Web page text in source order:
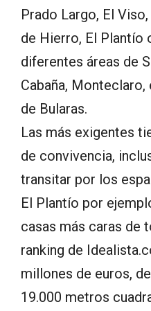
Prado Largo, El
de Hierro, El Plantío
diferentes áreas de
Cabaña,
de Bularas.
Las más exigentes
de convivencia,
transitar por los
El Plantío por
casas más caras de
ranking de
millones de euros,
19.000 metros